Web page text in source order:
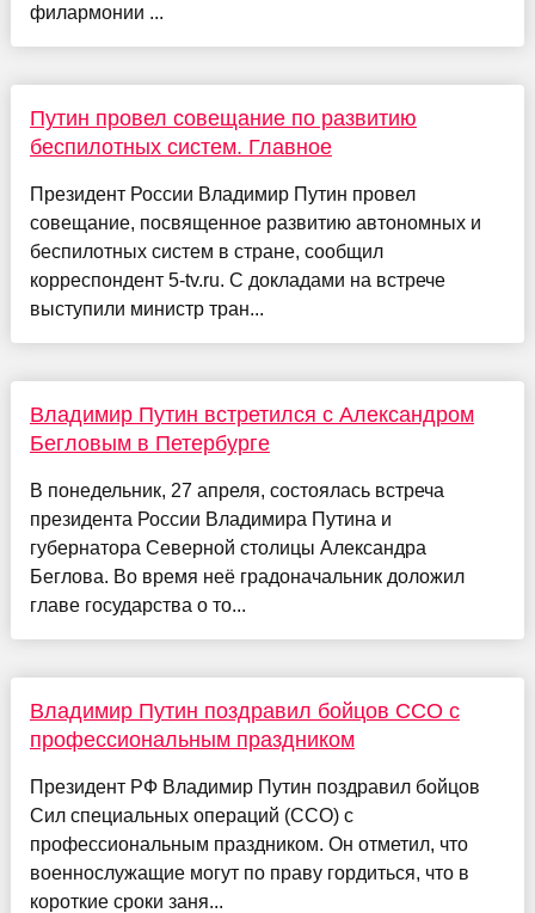
филармонии ...
Путин провел совещание по развитию
беспилотных систем. Главное
Президент России Владимир Путин провел
совещание, посвященное развитию автономных и
беспилотных систем в стране, сообщил
корреспондент 5-tv.ru. С докладами на встрече
выступили министр тран...
Владимир Путин встретился с Александром
Бегловым в Петербурге
В понедельник, 27 апреля, состоялась встреча
президента России Владимира Путина и
губернатора Северной столицы Александра
Беглова. Во время неё градоначальник доложил
главе государства о то...
Владимир Путин поздравил бойцов ССО с
профессиональным праздником
Президент РФ Владимир Путин поздравил бойцов
Сил специальных операций (ССО) с
профессиональным праздником. Он отметил, что
военнослужащие могут по праву гордиться, что в
короткие сроки заня...